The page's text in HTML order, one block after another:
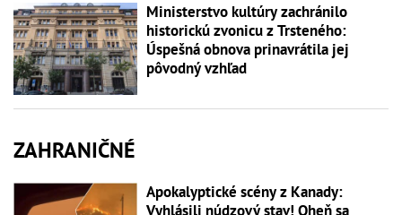
Ministerstvo kultúry zachránilo
historickú zvonicu z Trsteného:
Úspešná obnova prinavrátila jej
pôvodný vzhľad
ZAHRANIČNÉ
Apokalyptické scény z Kanady:
Vyhlásili núdzový stav! Oheň sa